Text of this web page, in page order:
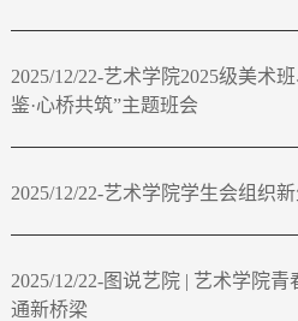
2025/12/22-艺术学院2025级美术
鉴·心桥共筑”主题班会
2025/12/22-艺术学院学生会组织
2025/12/22-图说艺院 | 艺术学院
通新桥梁